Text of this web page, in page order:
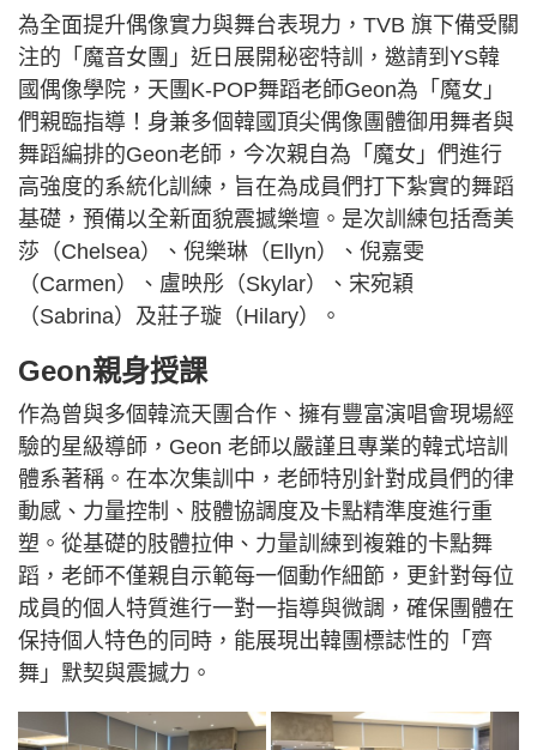
為全面提升偶像實力與舞台表現力，TVB 旗下備受關
注的「魔音女團」近日展開秘密特訓，邀請到YS韓
國偶像學院，天團K-POP舞蹈老師Geon為「魔女」
們親臨指導！身兼多個韓國頂尖偶像團體御用舞者與
舞蹈編排的Geon老師，今次親自為「魔女」們進行
高強度的系統化訓練，旨在為成員們打下紮實的舞蹈
基礎，預備以全新面貌震撼樂壇。是次訓練包括喬美
莎（Chelsea）、倪樂琳（Ellyn）、倪嘉雯
（Carmen）、盧映彤（Skylar）、宋宛穎
（Sabrina）及莊子璇（Hilary）。
Geon親身授課
作為曾與多個韓流天團合作、擁有豐富演唱會現場經
驗的星級導師，Geon 老師以嚴謹且專業的韓式培訓
體系著稱。在本次集訓中，老師特別針對成員們的律
動感、力量控制、肢體協調度及卡點精準度進行重
塑。從基礎的肢體拉伸、力量訓練到複雜的卡點舞
蹈，老師不僅親自示範每一個動作細節，更針對每位
成員的個人特質進行一對一指導與微調，確保團體在
保持個人特色的同時，能展現出韓團標誌性的「齊
舞」默契與震撼力。